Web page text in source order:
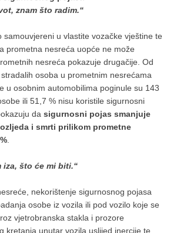
znam što radim.“
samouvjereni u vlastite vozačke vještine te
prometna nesreća uopće ne može
nesreća pokazuje drugačije. Od
osoba u prometnim nesrećama
u osobnim automobilima poginule su 143
ili 51,7 % nisu koristile sigurnosni
dasigurnosni pojas smanjuje
i smrti prilikom prometne
.
iza, što će mi biti.“
nekorištenje sigurnosnog pojasa
osobe iz vozila ili pod vozilo koje se
vjetrobranska stakla i prozore
kretanja unutar vozila uslijed inercije te